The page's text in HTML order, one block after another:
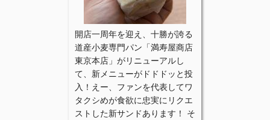
開店一周年を迎え、十勝が誇る
道産小麦専門パン「満寿屋商店
東京本店」がリニューアルし
て、新メニューがドドドッと投
入！えー、ファンを代表してワ
タクシめが食欲に忠実にリクエ
ストした新サンドあります！ そ